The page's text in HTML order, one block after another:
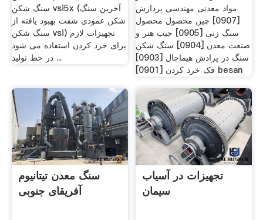
سنگ شکن vsi5x (آخرین سنگ
شکن عمودی شفت بهبود یافته از
سنگ شکن vsi) تجهیزات لازم
برای خرد کردن استفاده می شود
در خط تولید ...
مواد معدنی مهندسی پردازش
[0907] چین محصول محصول
سنگ زنی [0905] جیب هنر و
صنعت معدن [0904] سنگ شکن
سنگ در پرادش هیماچال [0903]
فک خرد کردن [0901] besan
سنگ معدن تیتانیوم
آفریقای جنوبی
تجهیزات در آسیاب
سیمان